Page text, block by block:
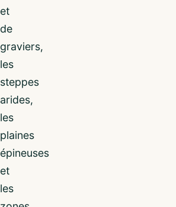
et
de
graviers,
les
steppes
arides,
les
plaines
épineuses
et
les